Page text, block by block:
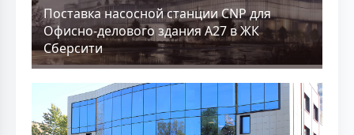
Поставка насосной станции CNP для
Офисно-делового здания А27 в ЖК
Сберсити